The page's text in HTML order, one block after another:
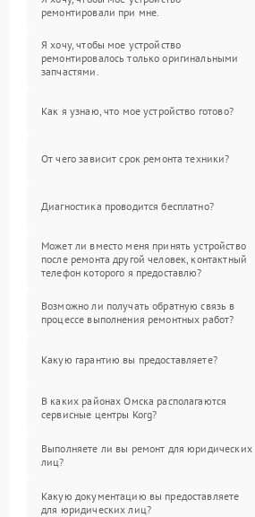
ремонтировали при мне.
Я хочу, чтобы мое устройство
ремонтировалось только оригинальными
запчастями.
Как я узнаю, что мое устройство готово?
От чего зависит срок ремонта техники?
Диагностика проводится бесплатно?
Может ли вместо меня принять устройство
после ремонта другой человек, контактный
телефон которого я предоставлю?
Возможно ли получать обратную связь в
процессе выполнения ремонтных работ?
Какую гарантию вы предоставляете?
В каких районах Омска располагаются
сервисные центры Korg?
Выполняете ли вы ремонт для юридических
лиц?
Какую документацию вы предоставляете
для юридических лиц?